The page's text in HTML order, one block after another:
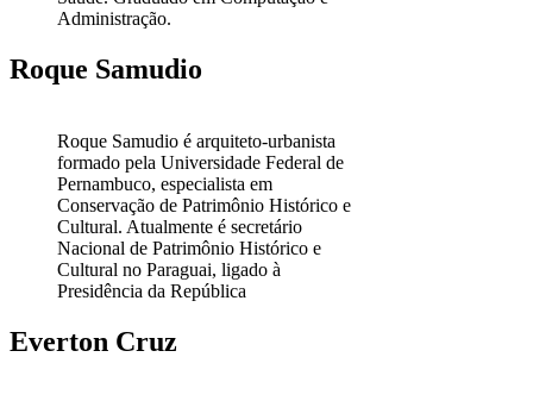
Administração.
Roque Samudio
Roque Samudio é arquiteto-urbanista
formado pela Universidade Federal de
Pernambuco, especialista em
Conservação de Patrimônio Histórico e
Cultural. Atualmente é secretário
Nacional de Patrimônio Histórico e
Cultural no Paraguai, ligado à
Presidência da República
Everton Cruz